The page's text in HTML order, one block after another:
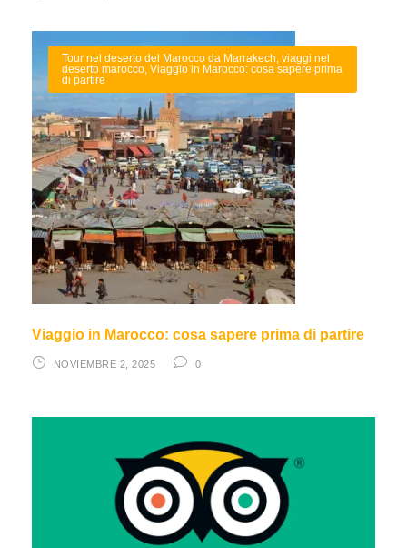
Tour nel deserto del Marocco da Marrakech, viaggi nel
deserto marocco, Viaggio in Marocco: cosa sapere prima
di partire
Viaggio in Marocco: cosa sapere prima di partire
NOVIEMBRE 2, 2025 0